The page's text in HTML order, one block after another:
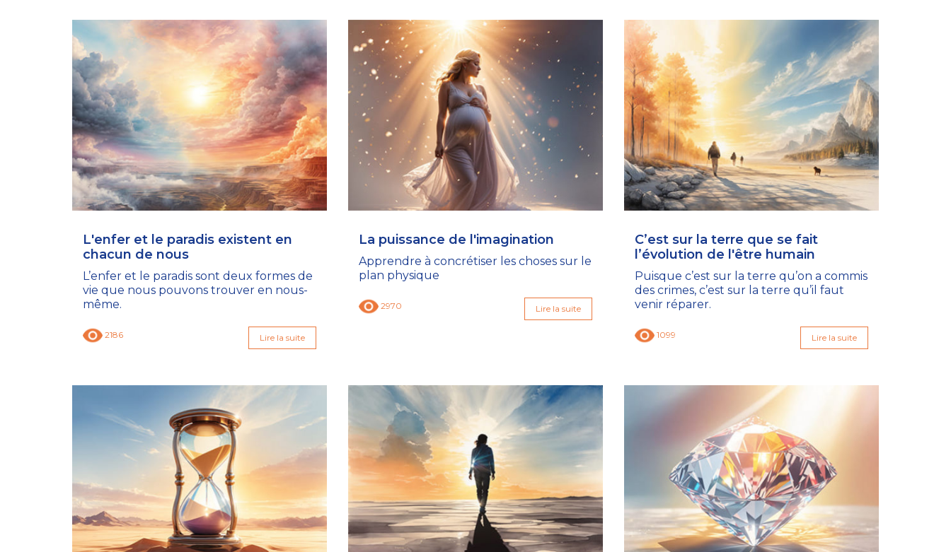
L'enfer et le paradis existent en
chacun de nous
L’enfer et le paradis sont deux formes de
vie que nous pouvons trouver en nous-
même.
2186 Lire la suite
La puissance de l'imagination
Apprendre à concrétiser les choses sur le
plan physique
2970 Lire la suite
C’est sur la terre que se fait
l’évolution de l'être humain
Puisque c’est sur la terre qu’on a commis
des crimes, c’est sur la terre qu’il faut
venir réparer.
1099 Lire la suite